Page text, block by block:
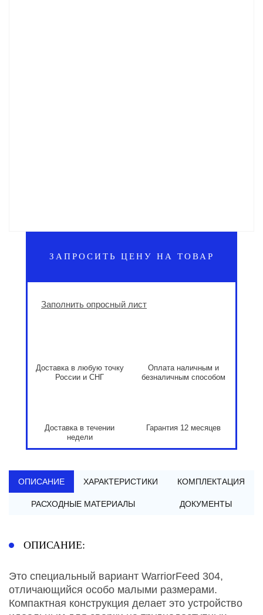
ЗАПРОСИТЬ ЦЕНУ НА ТОВАР
Заполнить опросный лист
Доставка в любую точку
России и СНГ
Оплата наличным и
безналичным способом
Доставка в течении
недели
Гарантия 12 месяцев
ОПИСАНИЕ ХАРАКТЕРИСТИКИ КОМПЛЕКТАЦИЯ
РАСХОДНЫЕ МАТЕРИАЛЫ ДОКУМЕНТЫ
ОПИСАНИЕ:
Это специальный вариант WarriorFeed 304,
отличающийся особо малыми размерами.
Компактная конструкция делает это устройство